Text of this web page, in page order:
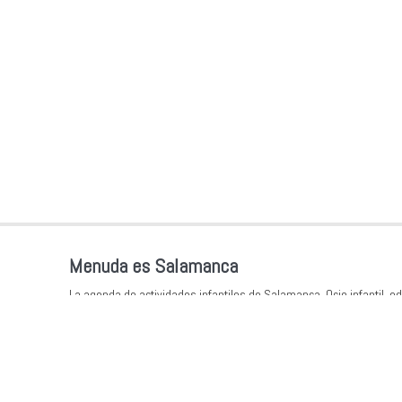
Menuda es Salamanca
La agenda de actividades infantiles de Salamanca. Ocio infantil,